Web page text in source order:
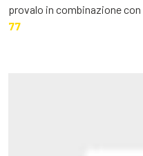
provalo in combinazione con
77